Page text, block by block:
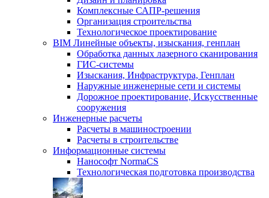
Комплексные САПР-решения
Организация строительства
Технологическое проектирование
BIM Линейные объекты, изыскания, генплан
Обработка данных лазерного сканирования
ГИС-системы
Изыскания, Инфраструктура, Генплан
Наружные инженерные сети и системы
Дорожное проектирование, Искусственные
сооружения
Инженерные расчеты
Расчеты в машиностроении
Расчеты в строительстве
Информационные системы
Нанософт NormaCS
Технологическая подготовка производства